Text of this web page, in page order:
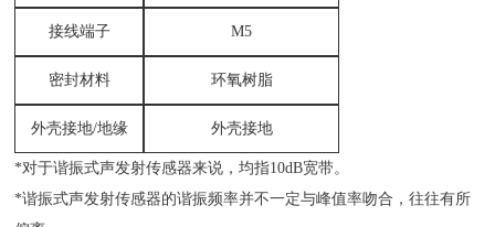
接线端子 M5
密封材料 环氧树脂
外壳接地/地缘 外壳接地
*对于谐振式声发射传感器来说，均指10dB宽带。
*谐振式声发射传感器的谐振频率并不一定与峰值率吻合，往往有所